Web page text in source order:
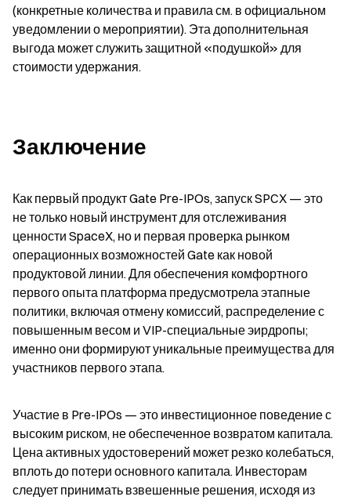
(конкретные количества и правила см. в официальном
уведомлении о мероприятии). Эта дополнительная
выгода может служить защитной «подушкой» для
стоимости удержания.
Заключение
Как первый продукт Gate Pre-IPOs, запуск SPCX — это
не только новый инструмент для отслеживания
ценности SpaceX, но и первая проверка рынком
операционных возможностей Gate как новой
продуктовой линии. Для обеспечения комфортного
первого опыта платформа предусмотрела этапные
политики, включая отмену комиссий, распределение с
повышенным весом и VIP-специальные эирдропы;
именно они формируют уникальные преимущества для
участников первого этапа.
Участие в Pre-IPOs — это инвестиционное поведение с
высоким риском, не обеспеченное возвратом капитала.
Цена активных удостоверений может резко колебаться,
вплоть до потери основного капитала. Инвесторам
следует принимать взвешенные решения, исходя из